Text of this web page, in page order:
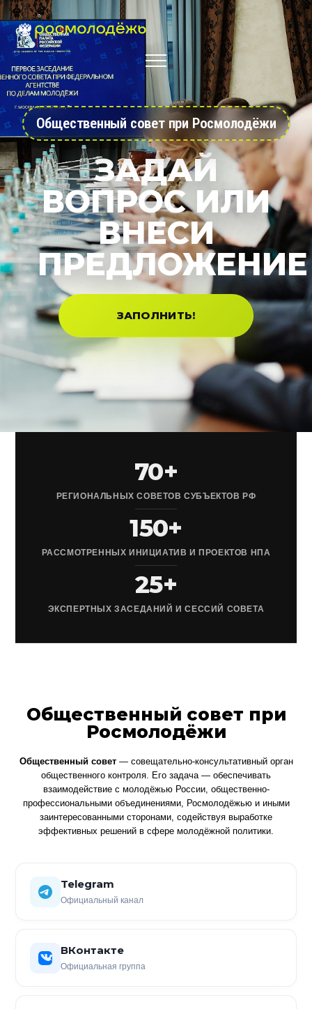
Общественный совет при Росмолодёжи
ЗАДАЙ
ВОПРОС ИЛИ
ВНЕСИ
ПРЕДЛОЖЕНИЕ
ЗАПОЛНИТЬ!
70+
РЕГИОНАЛЬНЫХ СОВЕТОВ СУБЪЕКТОВ РФ
150+
РАССМОТРЕННЫХ ИНИЦИАТИВ И ПРОЕКТОВ НПА
25+
ЭКСПЕРТНЫХ ЗАСЕДАНИЙ И СЕССИЙ СОВЕТА
Общественный совет при
Росмолодёжи
Общественный совет— совещательно-консультативный орган
общественного контроля. Его задача — обеспечивать
взаимодействие с молодёжью России, общественно-
профессиональными объединениями, Росмолодёжью и иными
заинтересованными сторонами, содействуя выработке
эффективных решений в сфере молодёжной политики.
Telegram
Официальный канал
ВКонтакте
Официальная группа